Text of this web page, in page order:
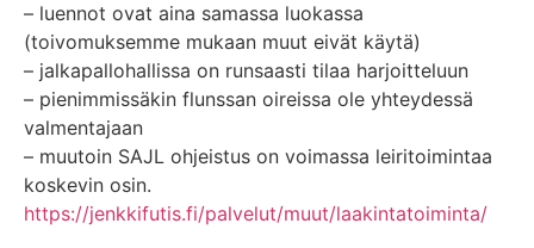
– luennot ovat aina samassa luokassa
(toivomuksemme mukaan muut eivät käytä)
– jalkapallohallissa on runsaasti tilaa harjoitteluun
– pienimmissäkin flunssan oireissa ole yhteydessä
valmentajaan
– muutoin SAJL ohjeistus on voimassa leiritoimintaa
koskevin osin.
https://jenkkifutis.fi/palvelut/muut/laakintatoiminta/